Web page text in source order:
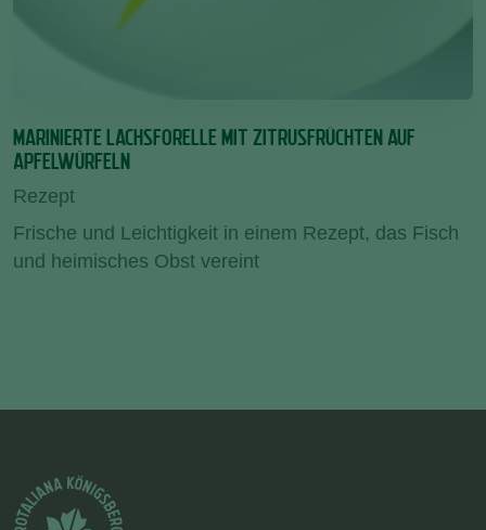
MARINIERTE LACHSFORELLE MIT ZITRUSFRÜCHTEN AUF
APFELWÜRFELN
Rezept
Frische und Leichtigkeit in einem Rezept, das Fisch
und heimisches Obst vereint